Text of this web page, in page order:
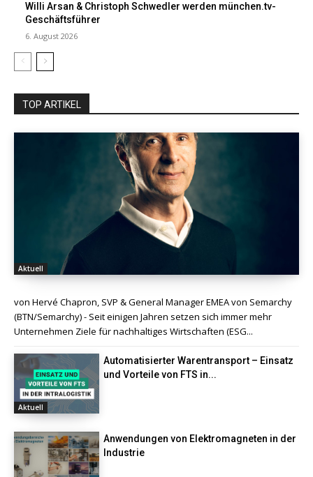
Willi Arsan & Christoph Schwedler werden münchen.tv-
Geschäftsführer
6. August 2026
TOP ARTIKEL
Aktuell
von Hervé Chapron, SVP & General Manager EMEA von Semarchy
(BTN/Semarchy) - Seit einigen Jahren setzen sich immer mehr
Unternehmen Ziele für nachhaltiges Wirtschaften (ESG...
Aktuell
Automatisierter Warentransport – Einsatz
und Vorteile von FTS in...
Anwendungen von Elektromagneten in der
Industrie